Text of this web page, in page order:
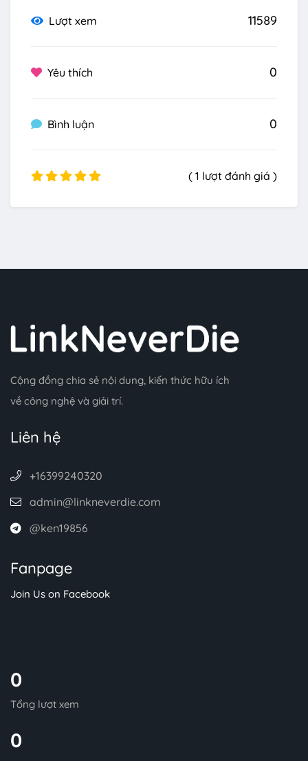
Lượt xem 11589
Yêu thích 0
Bình luận 0
( 1 lượt đánh giá )
Cộng đồng chia sẻ nội dung, kiến thức hữu ích
về công nghệ và giải trí.
Liên hệ
+16399240320
admin@linkneverdie.com
@ken19856
Fanpage
Join Us on Facebook
0
Tổng lượt xem
0